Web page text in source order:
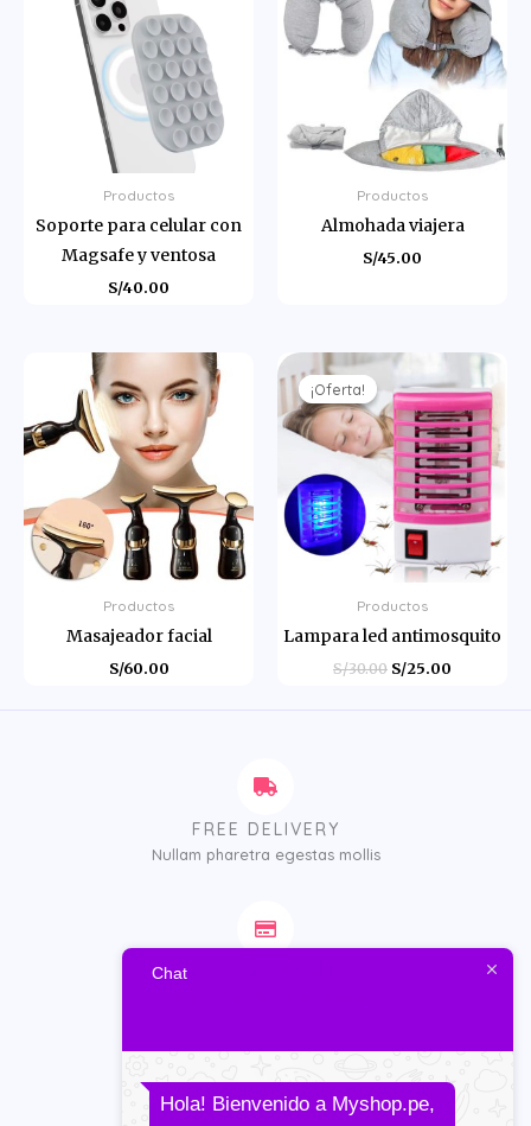
Productos
Soporte para celular con
Magsafe y ventosa
S/40.00
Productos
Almohada viajera
S/45.00
Productos
Masajeador facial
S/60.00
¡Oferta!
¡Oferta!
Productos
Lampara led antimosquito
S/30.00
El
precio
original
era:
S/30.00.
S/25.00
precio
actual
es:
S/25.00.
FREE DELIVERY
Nullam pharetra egestas mollis
TRACK ORDER
Chat
Hola! Bienvenido a Myshop.pe,